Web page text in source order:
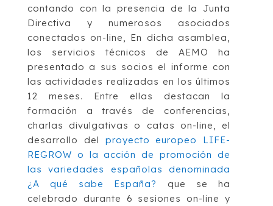
contando con la presencia de la Junta
Directiva y numerosos asociados
conectados on-line, En dicha asamblea,
los servicios técnicos de AEMO ha
presentado a sus socios el informe con
las actividades realizadas en los últimos
12 meses. Entre ellas destacan la
formación a través de conferencias,
charlas divulgativas o catas on-line, el
desarrollo del proyecto europeo LIFE-
REGROW o la acción de promoción de
las variedades españolas denominada
¿A qué sabe España?
que se ha
celebrado durante 6 sesiones on-line y